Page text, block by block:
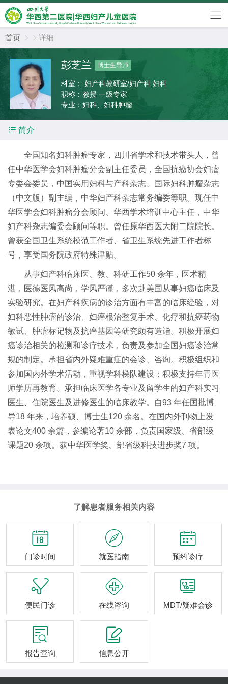
首页   详细
彭芝兰 博士生导师
科室：
妇产科教研室/妇产科 妇科
职称： 教授 一级专家
专业： 妇科、妇科肿瘤
 简介
全国知名妇科肿瘤专家，四川省学术和技术带头人，曾
任中华医学会妇科肿瘤分会副主任委员，全国抗癌协会妇瘤
专委会委员，中国实用妇科与产科杂志、国际妇科肿瘤杂志
（中文版）副主编，中华妇产科杂志常务编委等职。现任中
华医学会妇科肿瘤分会顾问、华西学术培训中心主任，中华
妇产科杂志编委会顾问等职。曾任原华西医大附二院院长。
曾获全国卫生系统模范工作者、省卫生系统先进工作者称
号，享受国务院政府特殊津贴。
从事妇产科临床医、教、科研工作50 余年，医术精
湛，医德医风高尚，学风严谨，多次赴美国从事妇癌临床及
实验研究。在妇产科疾病的诊治方面有丰富的临床经验，对
妇科恶性肿瘤的诊治、妇癌根治整复手术、化疗和抗癌药物
敏试、肿瘤标记物及抗癌基因等研究颇有造诣。积极开展妇
癌诊治相关的检测和诊疗技术，负责及参加全国妇癌诊治常
规的制定。承担省内外疑难重症的会诊、咨询。积极组织和
参加国内外学术活动，重视学科梯队建设；积极支持年青医
师学历再教育。承担临床医学各专业及留学生的妇产科实习
医生、住院医生及进修医生的临床教学。自93 年任国批博
导18 年来，培养硕、博士生120 余名。在国内外刊物上发
表论文400 余篇，参编论著10 余部，负责国家级、省部级
课题20 余项。获中华医学奖、部省级科技进步奖7 项。
了解患者服务相关内容

门诊时间

就医指南

预约诊疗

便民门诊

在线咨询

MDT/疑难会诊

报告查询

信息公开